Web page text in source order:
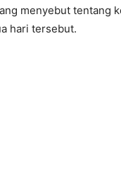
menyebut tentang
hari tersebut.